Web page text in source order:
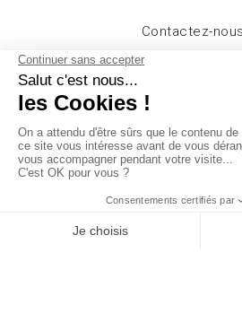
Contactez-nous
Livraison
Conditions